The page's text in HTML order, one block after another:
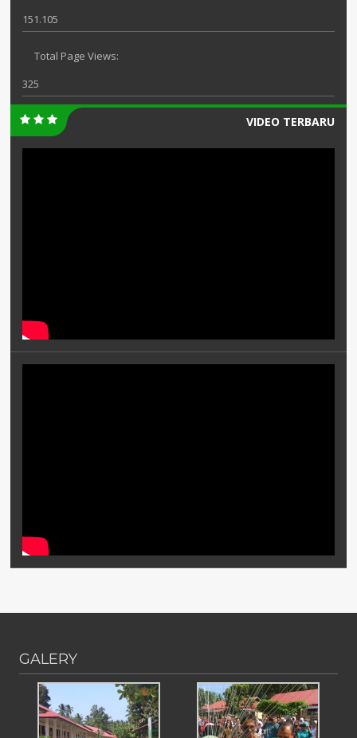
151.105
Total Page Views:
325
VIDEO TERBARU
GALERY